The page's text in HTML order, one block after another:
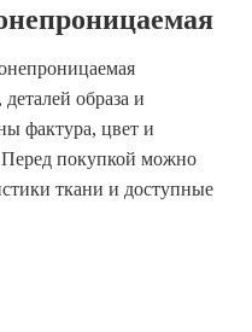
образа и
фактура, цвет и
Перед покупкой можно
ткани и доступные